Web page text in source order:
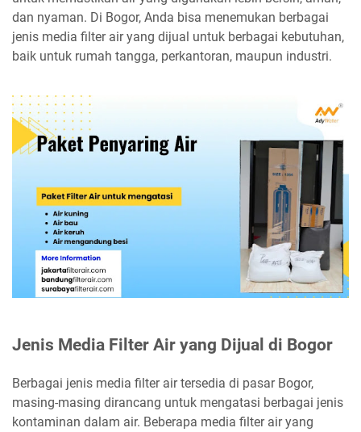
dan nyaman. Di Bogor, Anda bisa menemukan berbagai
jenis media filter air yang dijual untuk berbagai kebutuhan,
baik untuk rumah tangga, perkantoran, maupun industri.
Jenis Media Filter Air yang Dijual di Bogor
Berbagai jenis media filter air tersedia di pasar Bogor,
masing-masing dirancang untuk mengatasi berbagai jenis
kontaminan dalam air. Beberapa media filter air yang